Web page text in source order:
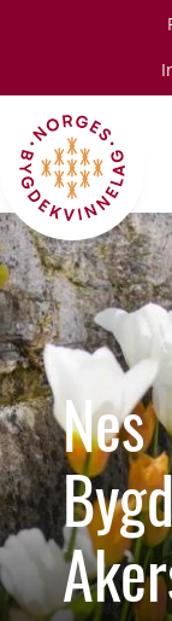
Hopp til
Nes